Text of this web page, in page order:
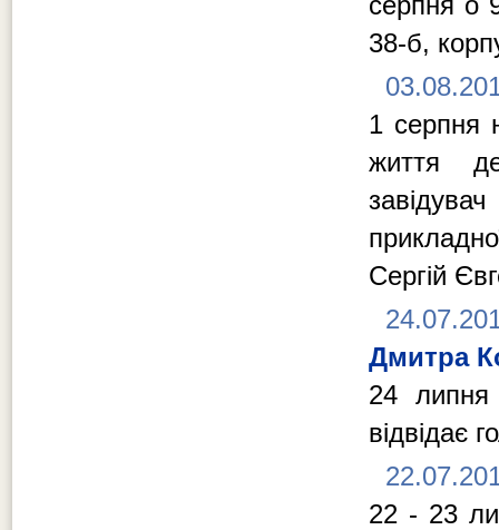
38-б,
1 серпня
життя
Сергій
Дмитра
24 липня
відвідає
22 - 23